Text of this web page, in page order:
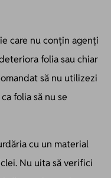
care nu conțin agenți
folia sau chiar
să nu utilizezi
folia să nu se
cu un material
Nu uita să verifici